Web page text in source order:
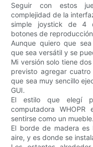
Seguir con estos
complejidad de la
simple joystick de 4
botones de
Aunque quiero que
que sea versátil y se
Mi versión solo tiene
previsto agregar
que sea muy sencillo
GUI.
El estilo que elegí
computadora
sentirse como un mueble.
El borde de madera
aire, y es donde se